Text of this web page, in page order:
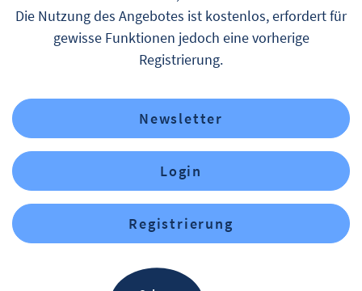
Die Nutzung des Angebotes ist kostenlos, erfordert für
gewisse Funktionen jedoch eine vorherige
Registrierung.
Newsletter
Login
Registrierung